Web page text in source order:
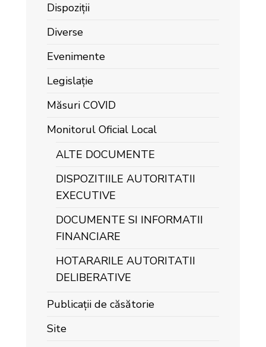
Dispoziții
Diverse
Evenimente
Legislație
Măsuri COVID
Monitorul Oficial Local
ALTE DOCUMENTE
DISPOZITIILE AUTORITATII
EXECUTIVE
DOCUMENTE SI INFORMATII
FINANCIARE
HOTARARILE AUTORITATII
DELIBERATIVE
Publicații de căsătorie
Site